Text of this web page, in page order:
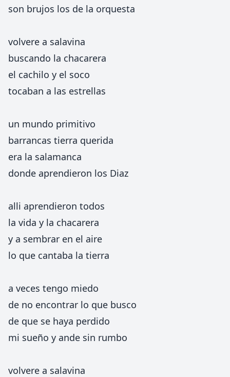
son brujos los de la orquesta
volvere a salavina
buscando la chacarera
el cachilo y el soco
tocaban a las estrellas
un mundo primitivo
barrancas tierra querida
era la salamanca
donde aprendieron los Diaz
alli aprendieron todos
la vida y la chacarera
y a sembrar en el aire
lo que cantaba la tierra
a veces tengo miedo
de no encontrar lo que busco
de que se haya perdido
mi sueño y ande sin rumbo
volvere a salavina